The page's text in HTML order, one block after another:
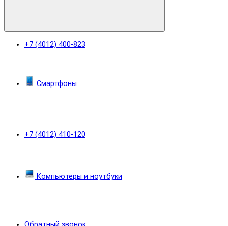
+7 (4012) 400-823
+7 (4012) 410-120
Смартфоны
Компьютеры и ноутбуки